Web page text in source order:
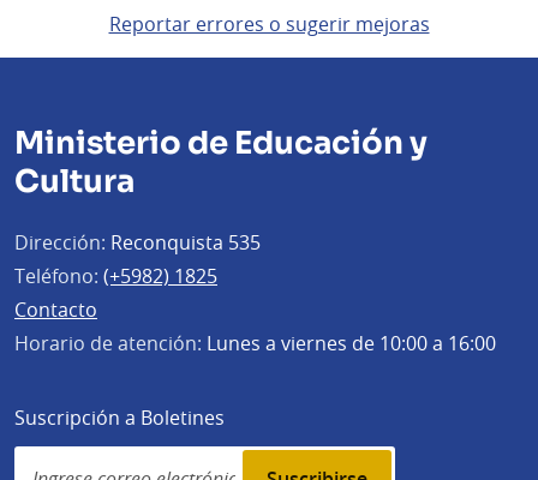
Reportar errores o sugerir mejoras
Ministerio de Educación y
Cultura
Dirección: Reconquista 535
Teléfono: (+5982) 1825
Contacto
Horario de atención: Lunes a viernes de 10:00 a 16:00
Suscripción a Boletines
Simplenews